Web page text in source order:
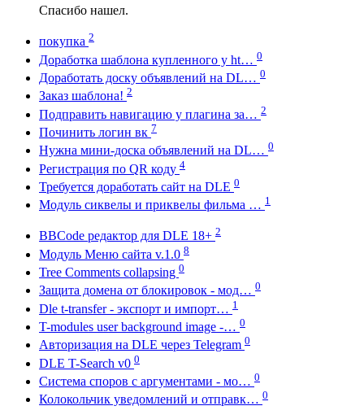
Спасибо нашел.
покупка 2
Доработка шаблона купленного у ht… 0
Доработать доску объявлений на DL… 0
Заказ шаблона! 2
Подправить навигацию у плагина за… 2
Починить логин вк 7
Нужна мини-доска объявлений на DL… 0
Регистрация по QR коду 4
Требуется доработать сайт на DLE 0
Модуль сиквелы и приквелы фильма … 1
BBCode редактор для DLE 18+ 2
Модуль Меню сайта v.1.0 8
Tree Comments collapsing 0
Защита домена от блокировок - мод… 0
Dle t-transfer - экспорт и импорт… 1
T-modules user background image -… 0
Авторизация на DLE через Telegram 0
DLE T-Search v0 0
Система споров с аргументами - мо… 0
Колокольчик уведомлений и отправк… 0